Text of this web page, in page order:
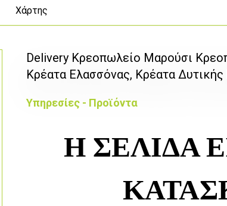
Χάρτης
Delivery Κρεοπωλείο Μαρούσι
Κρέατα Ελασσόνας, Κρέατα
Υπηρεσίες - Προϊόντα
Η ΣΕΛΙΔΑ